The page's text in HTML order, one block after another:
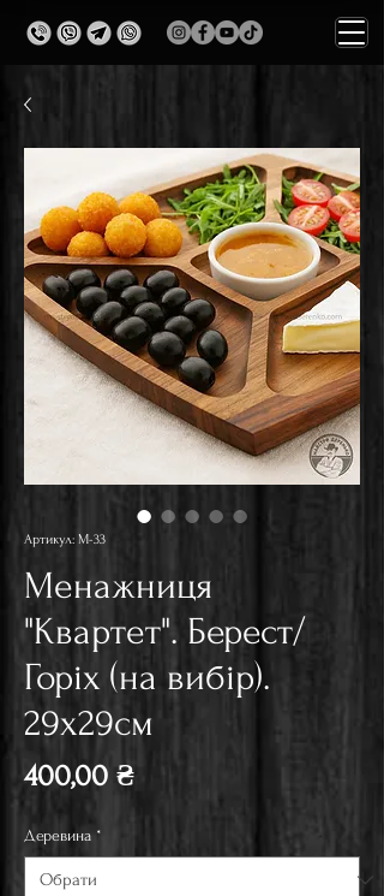
Артикул: М-33
Менажниця
"Квартет". Берест/
Горіх (на вибір).
29х29см
400,00 ₴Ціна
Деревина *